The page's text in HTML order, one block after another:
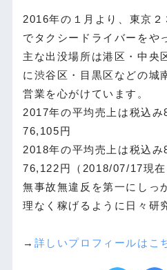
2016年の１月より、東京
でタクシードライバーをや
主な出没場所は港区・中央
に渋谷区・目黒区などの城
営業を心がけています。
2017年の平均売上は税込み
76,105円
2018年の平均売上は税込み
76,122円（2018/07/17現在
無事故無違反を第一にしっ
理なく稼げるように日々研
→ 詳しいプロフィールはこ